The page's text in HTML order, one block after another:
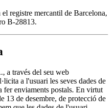
registre mercantil de Barcelona,
B-28813.
través del seu web
a l'usuari les seves dades de
fer enviaments postals. En virtut
13 de desembre, de protecció de